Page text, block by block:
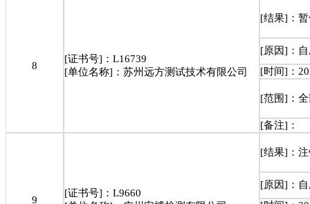
8
[证书号]：L16739
[单位名称]：苏州远方测试技术有限公司
[结果]：
[原因]：
[时间]：
[范围]：
[备注]：
9
[证书号]：L9660
[结果]：
[原因]：